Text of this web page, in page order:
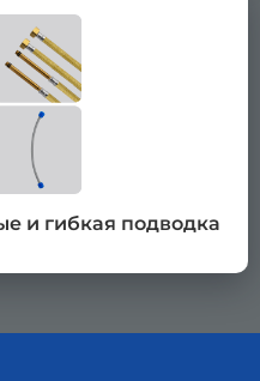
и гибкая подводка